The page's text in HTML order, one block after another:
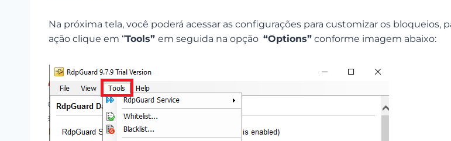
Na próxima tela, você poderá acessar as configurações para customizar os bloqueios,
ação clique em “Tools” em seguida na opção “Options” conforme imagem abaixo: